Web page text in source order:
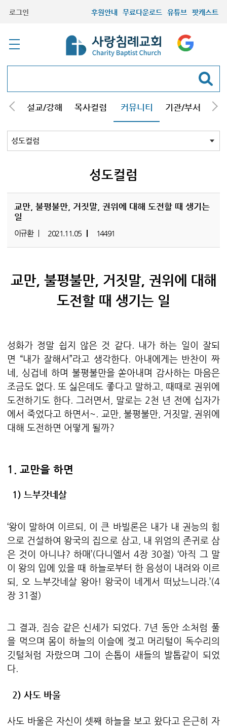
로그인 후원안내 무료다운로드 유튜브 팟캐스트
내 설교/강해 목사컬럼 커뮤니티 기관/부서 선
최근등록자료
자유게시판
교회소식
성도컬럼
성도컬럼
교만, 불평불만, 거짓말, 권위에 대해 도전할 때 생기는
일
이규환 2021.11.05 14491
교만, 불평불만, 거짓말, 권위에 대해
도전할 때 생기는 일
성화가 정말 쉽지 않은 것 같다. 내가 하는 일이 잘되
면 “내가 잘해서”라고 생각한다
아내에게는 반찬이 짜
네
싱겁네 하며 불평불만을 쏟아내며 감사하는 마음은
조금도 없다 또 싫은데도 좋다고 말하고, 때때로 권위에
도전하기도 한다 . 그러면서, 말로는 2천 년 전에 십자가
에서 죽었다고 하면서~
교만, 불평불만, 거짓말,권위에
대해 도전하면 어떻게 될까?
1. 교만을 하면
1) 느부갓네살
‘왕이 말하여 이르되
이 큰 바빌론은 내가 내 권능의 힘
으로 건설하여 왕국의 집으로 삼고, 내 위엄의 존귀로 삼
은 것이 아니냐?하매’(다니엘서 4장 30절) ‘아직 그 말
이 왕의 입에 있을 때 하늘로부터 한 음성이 내려와 이르
되
오 느부갓네살 왕아!왕국이 네게서 떠났느니라.’(4
장 31 절)
그 결과, 짐승 같은 신세가 되었다. 7년 동안 소처럼 풀
을 먹으며 몸이 하늘의 이슬에 젖고 머리털이 독수리의
깃털처럼 자랐으며 그이 손톱이 새들의 발톱같이 되었
다.
2) 사도 바울
사도 바울은 자신이 셋째 하늘을 보고 왔다고 은근히 자